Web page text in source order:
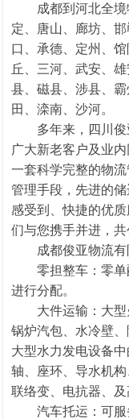
成都到河北全境
定、唐山、廊坊、
口、承德、定州、
丘、三河、武安、
县、磁县、涉县、
田、滦南、沙河。
多年来，四川俊
广大新老客户及业
一套科学完整的物
管理手段，先进的
感受到、快捷的优
们与您携手并进，
成都俊亚物流有
零担整车：零单
进行分配。
大件运输：大型
锅炉汽包、水冷壁
大型水力发电设备
轴、座环、导水机构
联络变、电抗器、及
汽车托运：可服